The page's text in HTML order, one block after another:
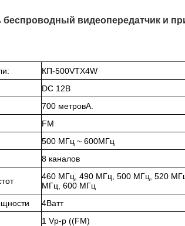
видеопередатчик и
КП-500VTX4W
DC 12В
700 метровА.
FМ
500 МГц ~ 600МГц
8 каналов
460 МГц, 490 МГц, 500 МГц, 520
МГц, 600 МГц
4Ватт
1 Vp-p ((FM)